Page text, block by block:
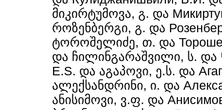
მიკირტუმოვა, გ. და
როზენბერგი, გ. და
ტოროშელიძე, თ. და
და ჩილინგარაშვილი, ს. და
E.S. და აგაპოვი, ე.ს. და
ალექსანდრინი, ი. და
ანისიმოვი, ვ.ფ. და